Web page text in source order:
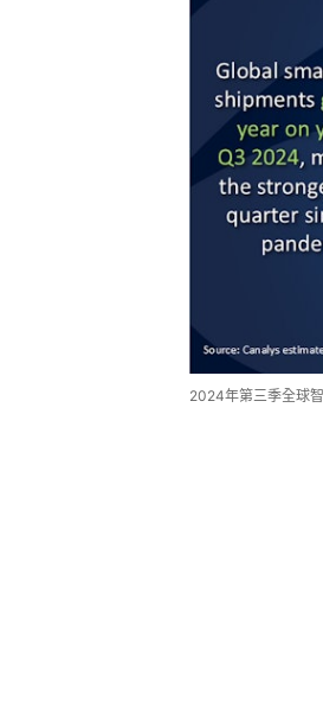
2024年第三季全球